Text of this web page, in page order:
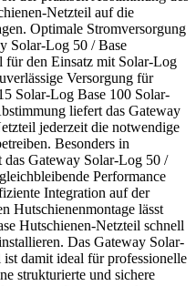
Netzteil auf die
Optimale Stromversorgung
Solar-Log 50 / Base
für den Einsatz mit Solar-Log
Versorgung für
Solar-Log Base 100 Solar-
liefert das Gateway
jederzeit die notwendige
Besonders in
das Gateway Solar-Log 50 /
Performance
Integration auf der
Hutschienenmontage lässt
Hutschienen-Netzteil schnell
Das Gateway Solar-
damit ideal für professionelle
strukturierte und sichere